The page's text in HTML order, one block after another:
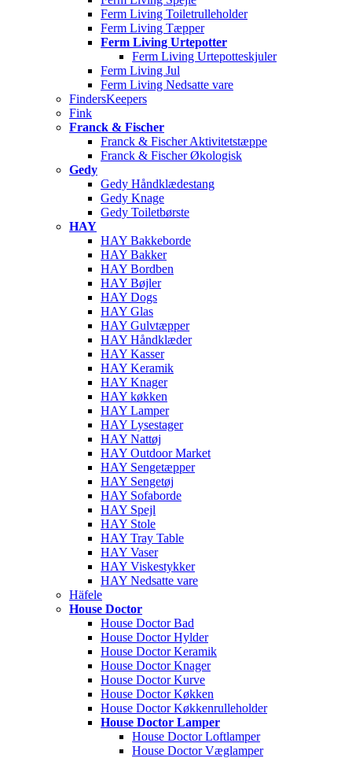
Ferm Living Toiletrulleholder
Ferm Living Tæpper
Ferm Living Urtepotter
Ferm Living Urtepotteskjuler
Ferm Living Jul
Ferm Living Nedsatte vare
FindersKeepers
Fink
Franck & Fischer
Franck & Fischer Aktivitetstæppe
Franck & Fischer Økologisk
Gedy
Gedy Håndklædestang
Gedy Knage
Gedy Toiletbørste
HAY
HAY Bakkeborde
HAY Bakker
HAY Bordben
HAY Bøjler
HAY Dogs
HAY Glas
HAY Gulvtæpper
HAY Håndklæder
HAY Kasser
HAY Keramik
HAY Knager
HAY køkken
HAY Lamper
HAY Lysestager
HAY Nattøj
HAY Outdoor Market
HAY Sengetæpper
HAY Sengetøj
HAY Sofaborde
HAY Spejl
HAY Stole
HAY Tray Table
HAY Vaser
HAY Viskestykker
HAY Nedsatte vare
Häfele
House Doctor
House Doctor Bad
House Doctor Hylder
House Doctor Keramik
House Doctor Knager
House Doctor Kurve
House Doctor Køkken
House Doctor Køkkenrulleholder
House Doctor Lamper
House Doctor Loftlamper
House Doctor Væglamper